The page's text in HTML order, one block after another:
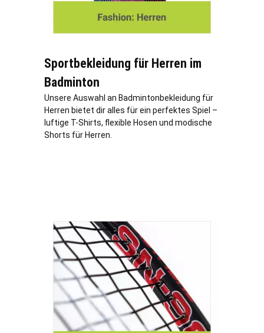
Sportbekleidung für Herren im
Badminton
Unsere Auswahl an Badmintonbekleidung für
Herren bietet dir alles für ein perfektes Spiel –
luftige T-Shirts, flexible Hosen und modische
Shorts für Herren.